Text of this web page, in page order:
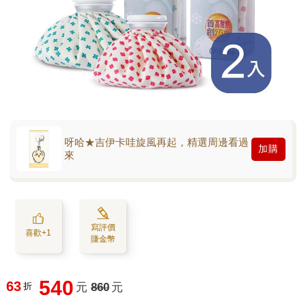
呀哈★吉伊卡哇旋風再起，精選周邊看過
來
加購
喜歡+1
寫評價
賺金幣
63 折 540 元 860 元